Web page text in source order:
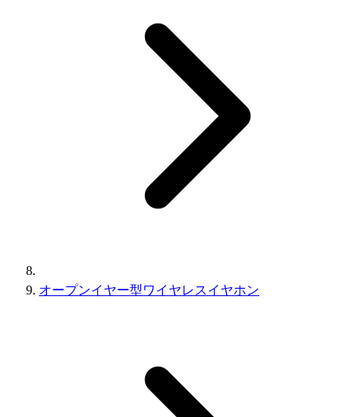
オープンイヤー型ワイヤレスイヤホン